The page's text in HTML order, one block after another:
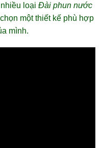
loại Đài phun nước
một thiết kế phù hợp
mình.